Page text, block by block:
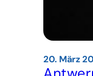
20. März